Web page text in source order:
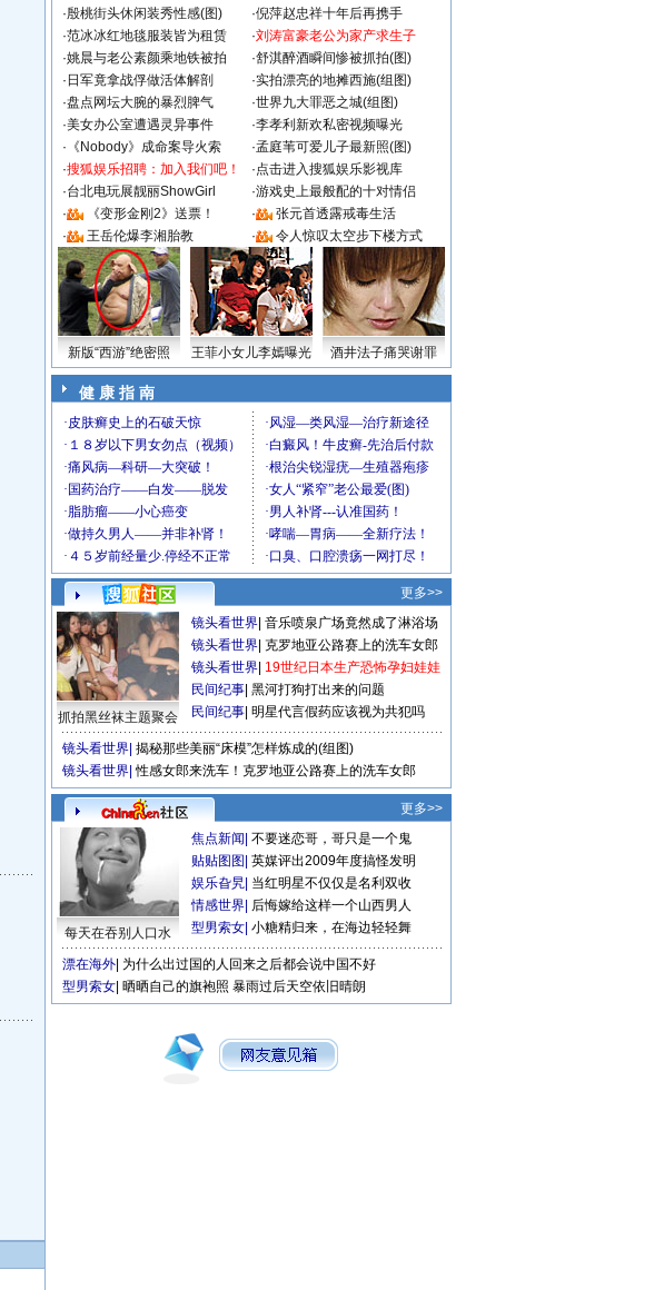
·殷桃街头休闲装秀性感(图) ·倪萍赵忠祥十年后再携手
·范冰冰红地毯服装皆为租赁 ·刘涛富豪老公为家产求生子
·姚晨与老公素颜乘地铁被拍 ·舒淇醉酒瞬间惨被抓拍(图)
· 日军竟拿战俘做活体解剖 ·实拍漂亮的地摊西施(组图)
·盘点网坛大腕的暴烈脾气 ·世界九大罪恶之城(组图)
·美女办公室遭遇灵异事件 ·李孝利新欢私密视频曝光
· 《Nobody》成命案导火索 ·孟庭苇可爱儿子最新照(图)
·搜狐娱乐招聘：加入我们吧！ ·点击进入搜狐娱乐影视库
·台北电玩展靓丽ShowGirl ·游戏史上最般配的十对情侣
·
《变形金刚2》送票！ ·
张元首透露戒毒生活
·
王岳伦爆李湘胎教 · 令人惊叹太空步下楼方式
新版“西游”绝密照 王菲小女儿李嫣曝光 酒井法子痛哭谢罪
健 康 指 南
更多>>
抓拍黑丝袜主题聚会
镜头看世界 音乐喷泉广场竟然成了淋浴场
镜头看世界 克罗地亚公路赛上的洗车女郎
镜头看世界 19世纪日本生产恐怖孕妇娃娃
民间纪事 黑河打狗打出来的问题
民间纪事 明星代言假药应该视为共犯吗
镜头看世界 揭秘那些美丽“床模”怎样炼成的(组图)
镜头看世界 性感女郎来洗车！克罗地亚公路赛上的洗车女郎
更多>>
每天在吞别人口水
焦点新闻 不要迷恋哥，哥只是一个鬼
贴贴图图 英媒评出2009年度搞怪发明
娱乐旮旯 当红明星不仅仅是名利双收
情感世界 后悔嫁给这样一个山西男人
型男索女 小糖精归来，在海边轻轻舞
漂在海外 为什么出过国的人回来之后都会说中国不好
型男索女 晒晒自己的旗袍照 暴雨过后天空依旧晴朗